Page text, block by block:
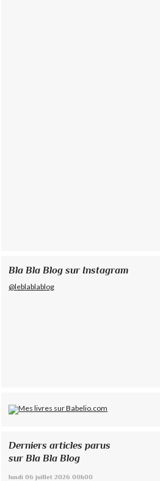
Bla Bla Blog sur Instagram
@leblablablog
Derniers articles parus
sur Bla Bla Blog
lundi 06 juillet 2026 00h00